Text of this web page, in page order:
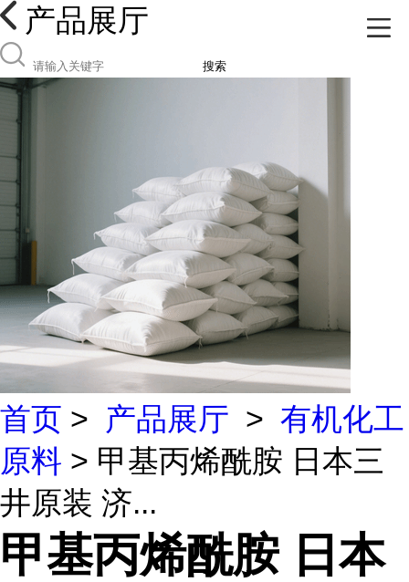
产品展厅
搜索
首页 > 产品展厅 > 有机化工
原料 > 甲基丙烯酰胺 日本三
井原装 济...
甲基丙烯酰胺 日本